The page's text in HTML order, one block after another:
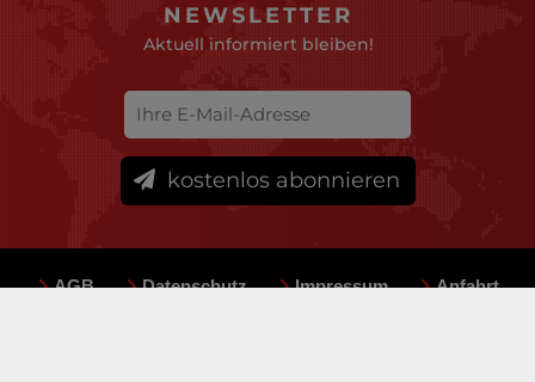
NEWSLETTER
Aktuell informiert bleiben!
kostenlos abonnieren
AGB Datenschutz Impressum
Anfahrt